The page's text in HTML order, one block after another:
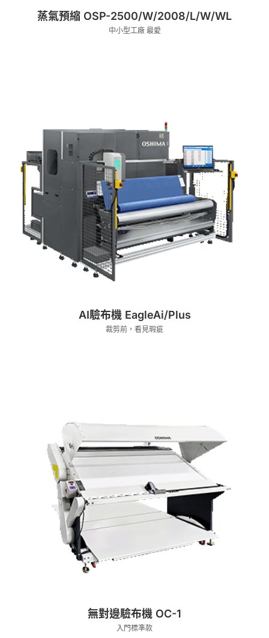
蒸氣預縮 OSP-2500/W/2008/L/W/WL
中小型工廠 最愛
AI驗布機 EagleAi/Plus
裁剪前，看見瑕疵
無對邊驗布機 OC-1
入門標準款